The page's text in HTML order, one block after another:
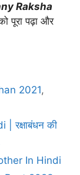
Raksha
पूरा पढ़ा और
2021,
रक्षाबंधन की
In Hindi